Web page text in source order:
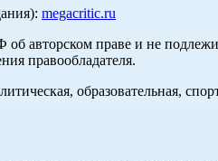
megacritic.ru
об авторском праве и не
правообладателя.
образовательная,